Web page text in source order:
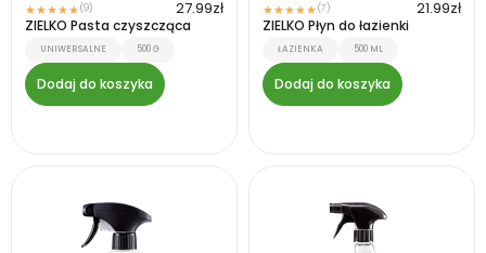
★★★★★(9) 27.99zł
ZIELKO Pasta czyszcząca
UNIWERSALNE 500 G
Dodaj do koszyka
★★★★★(7) 21.99zł
ZIELKO Płyn do łazienki
ŁAZIENKA 500 ML
Dodaj do koszyka